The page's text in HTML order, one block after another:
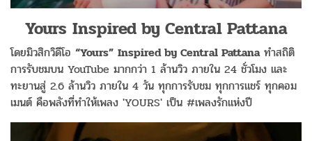
Yours Inspired by Central Pattana
​โดยมิวสิกวิดีโอ “Yours” Inspired by Central Pattanaทำสถิติ
การรับชมบน YouTube มากกว่า 1 ล้านวิว ภายใน 24 ชั่วโมง และ
ทะยานสู่ 2.6 ล้านวิว ภายใน 4 วัน ทุกการรับชม ทุกการแชร์ ทุกคอม
เมนต์ คือพลังที่ทำให้เพลง 'YOURS' เป็น #เพลงรักแห่งปี